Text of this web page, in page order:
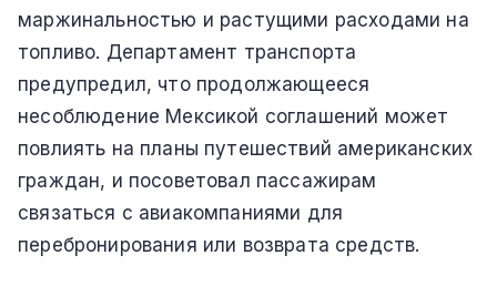
маржинальностью и растущими расходами на
топливо. Департамент транспорта
предупредил, что продолжающееся
несоблюдение Мексикой соглашений может
повлиять на планы путешествий американских
граждан, и посоветовал пассажирам
связаться с авиакомпаниями для
перебронирования или возврата средств.